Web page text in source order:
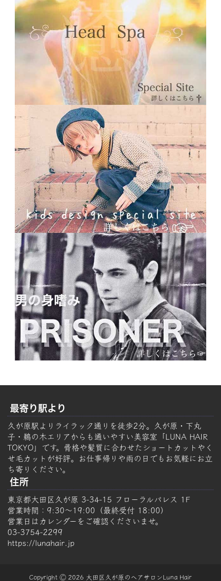
最寄り駅より
久が原駅よりライラック通りを徒歩2分。久が原・下丸
子・鵜の木エリアからも通いやすい美容室「LUNA HAIR
TOKYO」です。骨格や髪質に合わせたショートカットやく
せ毛カットが好評。お仕事帰りや雨の日でもお気軽にお立
ち寄りください。
住所
東京都大田区久が原 3-34-15 フローラルパレス 1F
営業時間：9:30～19:00（最終受付 18:00）
営業日はカレンダーをご確認くださいませ。
03-3754-2299
https://lunahair.jp
Copyright Ⓒ 2026 大田区久が原のヘアサロンLuna Hair